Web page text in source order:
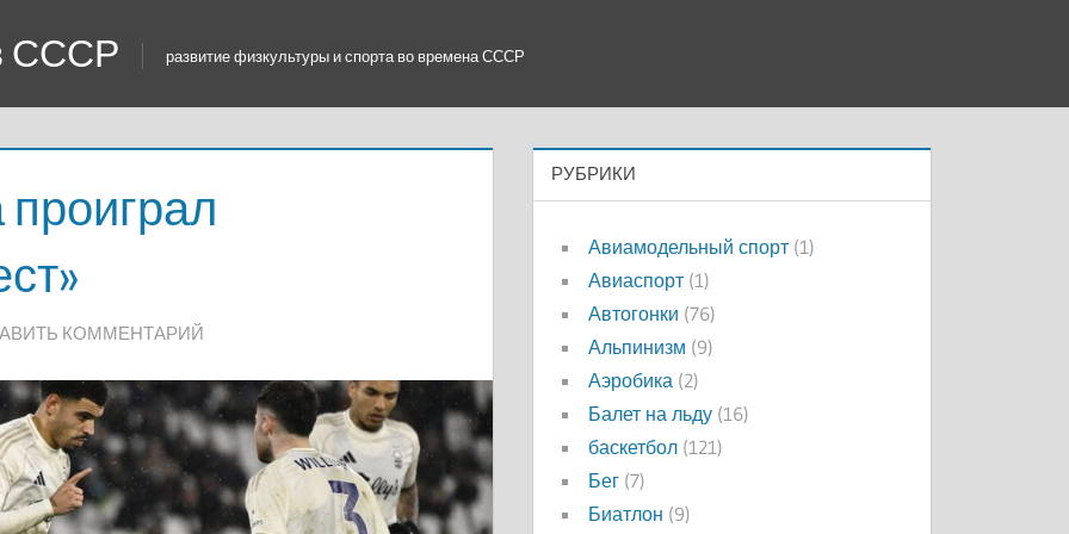
СССР развитие физкультуры и спорта во времена СССР
КОММЕНТАРИЙ
РУБРИКИ
Авиамодельный спорт (1)
Авиаспорт (1)
Автогонки (76)
Альпинизм (9)
Аэробика (2)
Балет на льду (16)
баскетбол (121)
Бег (7)
Биатлон (9)